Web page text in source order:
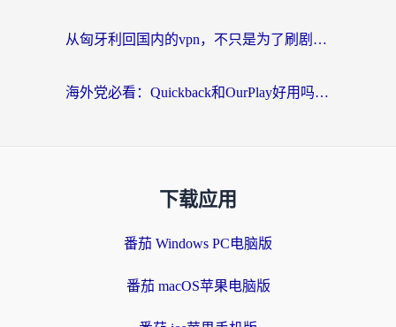
从匈牙利回国内的vpn，不只是为了刷剧那么简单
海外党必看：Quickback和OurPlay好用吗？3分钟选对回国加速器，无缝刷剧玩游戏
下载应用
番茄 Windows PC电脑版
番茄 macOS苹果电脑版